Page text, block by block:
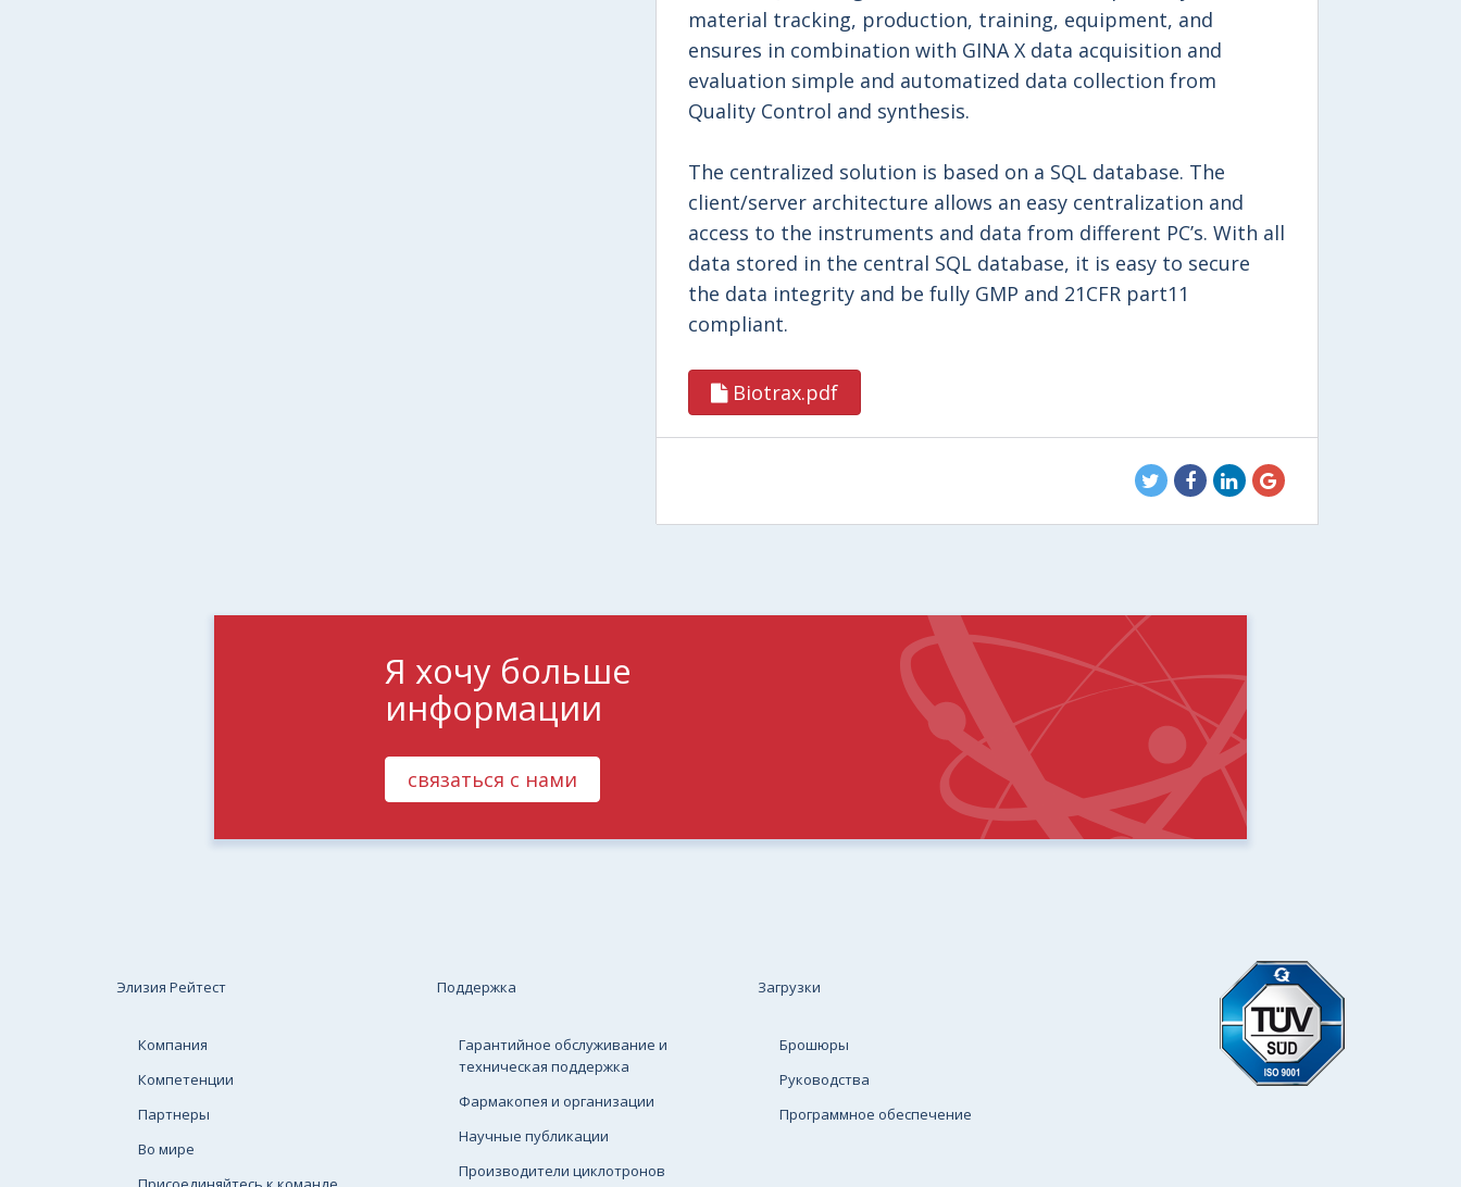
material tracking, production, training, equipment, and
ensures in combination with GINA X data acquisition and
evaluation simple and automatized data collection from
Quality Control and synthesis.
The centralized solution is based on a SQL database. The
client/server architecture allows an easy centralization and
access to the instruments and data from different PC’s. With all
data stored in the central SQL database, it is easy to secure
the data integrity and be fully GMP and 21CFR part11
compliant.
Biotrax.pdf
Я хочу больше
информации
связаться с нами
Элизия Рейтест
Компания
Компетенции
Партнеры
Во мире
Поддержка
Гарантийное обслуживание и
техническая поддержка
Фармакопея и организации
Научные публикации
Производители циклотронов
Загрузки
Брошюры
Руководства
Программное обеспечение